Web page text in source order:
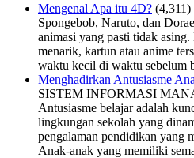
Mengenal Apa itu 4D? (4,311)
Spongebob, Naruto, dan
animasi yang pasti tidak
menarik, kartun atau anime
waktu kecil di waktu sebelum
Menghadirkan Antusiasme
SISTEM INFORMASI
Antusiasme belajar adalah
lingkungan sekolah yang
pengalaman pendidikan yang
Anak-anak yang memiliki